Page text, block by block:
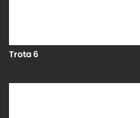
Trota 6